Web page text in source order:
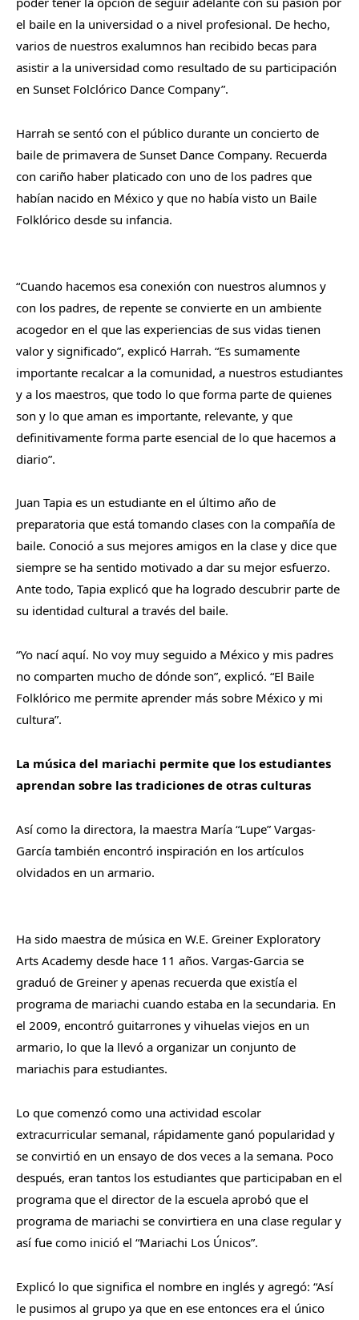
el baile en la universidad o a nivel profesional. De hecho,
varios de nuestros exalumnos han recibido becas para
asistir a la universidad como resultado de su participación
en Sunset Folclórico Dance Company”.
Harrah se sentó con el público durante un concierto de
baile de primavera de Sunset Dance Company. Recuerda
con cariño haber platicado con uno de los padres que
habían nacido en México y que no había visto un Baile
Folklórico desde su infancia.
“Cuando hacemos esa conexión con nuestros alumnos y
con los padres, de repente se convierte en un ambiente
acogedor en el que las experiencias de sus vidas tienen
valor y significado”, explicó Harrah. “Es sumamente
importante recalcar a la comunidad, a nuestros estudiantes
y a los maestros, que todo lo que forma parte de quienes
son y lo que aman es importante, relevante, y que
definitivamente forma parte esencial de lo que hacemos a
diario”.
Juan Tapia es un estudiante en el último año de
preparatoria que está tomando clases con la compañía de
baile. Conoció a sus mejores amigos en la clase y dice que
siempre se ha sentido motivado a dar su mejor esfuerzo.
Ante todo, Tapia explicó que ha logrado descubrir parte de
su identidad cultural a través del baile.
“Yo nací aquí. No voy muy seguido a México y mis padres
no comparten mucho de dónde son”, explicó. “El Baile
Folklórico me permite aprender más sobre México y mi
cultura”.
La música del mariachi permite que los estudiantes
aprendan sobre las tradiciones de otras culturas
Así como la directora, la maestra María “Lupe” Vargas-
García también encontró inspiración en los artículos
olvidados en un armario.
Ha sido maestra de música en W.E. Greiner Exploratory
Arts Academy desde hace 11 años. Vargas-Garcia se
graduó de Greiner y apenas recuerda que existía el
programa de mariachi cuando estaba en la secundaria. En
el 2009, encontró guitarrones y vihuelas viejos en un
armario, lo que la llevó a organizar un conjunto de
mariachis para estudiantes.
Lo que comenzó como una actividad escolar
extracurricular semanal, rápidamente ganó popularidad y
se convirtió en un ensayo de dos veces a la semana. Poco
después, eran tantos los estudiantes que participaban en el
programa que el director de la escuela aprobó que el
programa de mariachi se convirtiera en una clase regular y
así fue como inició el “Mariachi Los Únicos”.
Explicó lo que significa el nombre en inglés y agregó: “Así
le pusimos al grupo ya que en ese entonces era el único